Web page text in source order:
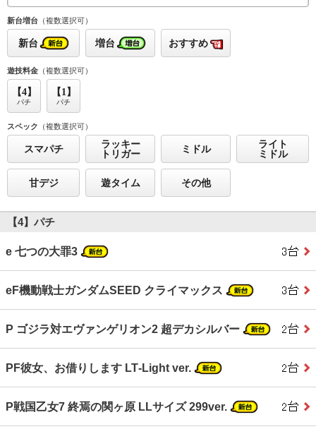
新台増台 （複数選択可）
新台 増台 おすすめ
遊技料金 （複数選択可）
【4】
パチ
【1】
パチ
スペック （複数選択可）
スマパチ
ラッキー
トリガー
ミドル
ライト
ミドル
甘デジ 遊タイム その他
【4】パチ
e 七つの大罪3
eF機動戦士ガンダムSEED クライマックス
P ゴジラ対エヴァンゲリオン2 超デカシルバー
PF彼女、お借りします LT‐Light ver.
P戦国乙女7 終焉の関ヶ原 LLサイズ 299ver.